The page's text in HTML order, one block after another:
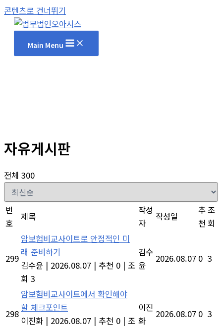
콘텐츠로 건너뛰기
Main Menu
자유게시판
전체 300
번
호
제목
작성
자
작성일
추
천
조
회
299
암보험비교사이트로 안정적인 미
래 준비하기
김수윤 | 2026.08.07 | 추천 0 | 조
회 3
김수
윤
2026.08.07 0 3
298
암보험비교사이트에서 확인해야
할 체크포인트
이진화 | 2026.08.07 | 추천 0 | 조
이진
화
2026.08.07 0 3